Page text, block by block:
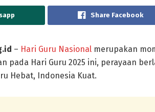
Share Facebook
– Hari Guru Nasional merupakan
pada Hari Guru 2025 ini, perayaan
Hebat, Indonesia Kuat.